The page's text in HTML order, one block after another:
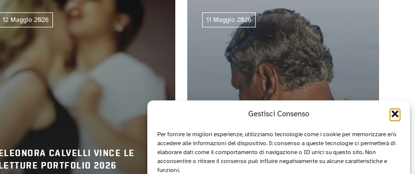
Gestisci Consenso
Per fornire le migliori esperienze, utilizziamo tecnologie come i cookie per memorizzare e/o
accedere alle informazioni del dispositivo. Il consenso a queste tecnologie ci permetterà di
elaborare dati come il comportamento di navigazione o ID unici su questo sito. Non
acconsentire o ritirare il consenso può influire negativamente su alcune caratteristiche e
funzioni.
12 Maggio 2026
ELEONORA CALVELLI VINCE LE
LETTURE PORTFOLIO 2026
11 Maggio 2026
CIRCUITO OFF 2026: I PROGETTI
VINCITORI